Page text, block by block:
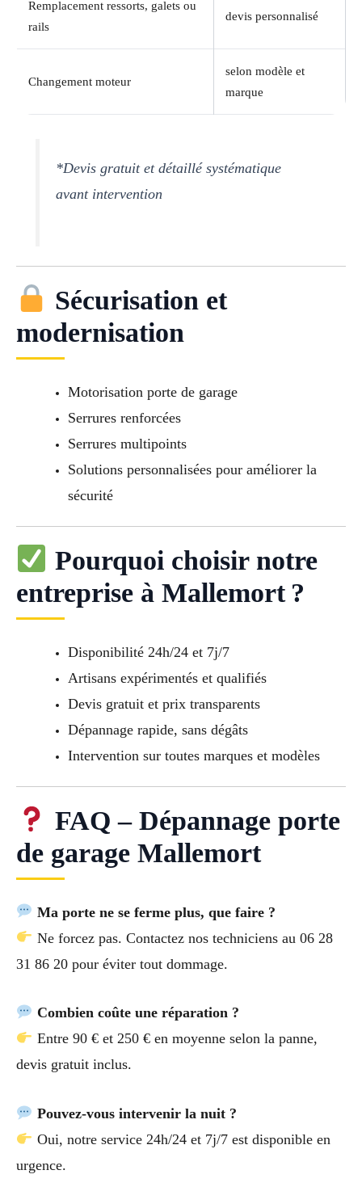
Remplacement ressorts, galets ou
rails
devis personnalisé
Changement moteur
selon modèle et
marque
*Devis gratuit et détaillé systématique
avant intervention
Sécurisation et
modernisation
Motorisation porte de garage
Serrures renforcées
Serrures multipoints
Solutions personnalisées pour améliorer la
sécurité
Pourquoi choisir notre
entreprise à Mallemort ?
Disponibilité 24h/24 et 7j/7
Artisans expérimentés et qualifiés
Devis gratuit et prix transparents
Dépannage rapide, sans dégâts
Intervention sur toutes marques et modèles
FAQ – Dépannage porte
de garage Mallemort
Ma porte ne se ferme plus, que faire ?
Ne forcez pas. Contactez nos techniciens au 06 28
31 86 20 pour éviter tout dommage.
Combien coûte une réparation ?
Entre 90 € et 250 € en moyenne selon la panne,
devis gratuit inclus.
Pouvez-vous intervenir la nuit ?
Oui, notre service 24h/24 et 7j/7 est disponible en
urgence.